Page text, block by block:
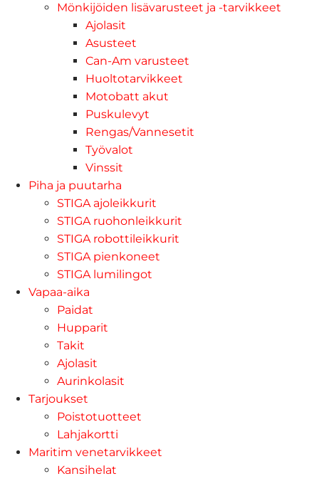
Mönkijöiden lisävarusteet ja -tarvikkeet
Ajolasit
Asusteet
Can-Am varusteet
Huoltotarvikkeet
Motobatt akut
Puskulevyt
Rengas/Vannesetit
Työvalot
Vinssit
Piha ja puutarha
STIGA ajoleikkurit
STIGA ruohonleikkurit
STIGA robottileikkurit
STIGA pienkoneet
STIGA lumilingot
Vapaa-aika
Paidat
Hupparit
Takit
Ajolasit
Aurinkolasit
Tarjoukset
Poistotuotteet
Lahjakortti
Maritim venetarvikkeet
Kansihelat